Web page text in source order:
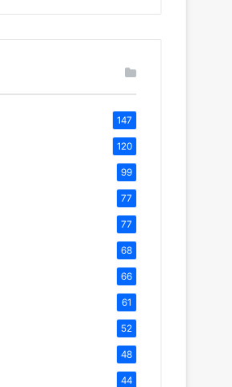
147
120
99
77
77
68
66
61
52
48
44